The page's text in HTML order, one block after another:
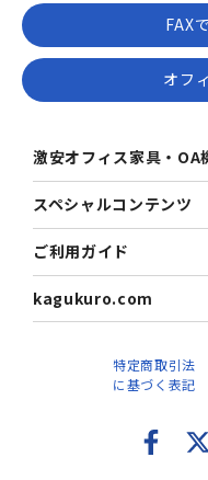
FAX
オフ
激安オフィス家具・OA
スペシャルコンテンツ
ご利用ガイド
kagukuro.com
特定商取引法
に基づく表記